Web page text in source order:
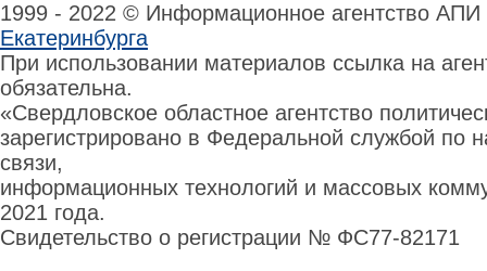
1999 - 2022 © Информационное агентство
Екатеринбурга
При использовании материалов ссылка на
обязательна.
«Свердловское областное агентство
зарегистрировано в Федеральной службой по
связи,
информационных технологий и массовых
2021 года.
Свидетельство о регистрации № ФС77-82171